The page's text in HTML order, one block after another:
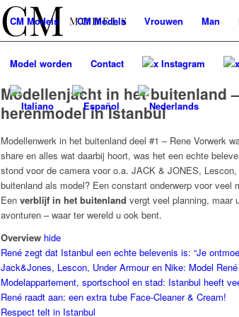
CMModels CMModels Vrouwen Man
Model worden Contact x Instagram
Modellenjacht in het buitenland
herenmodel in Istanbul
Modellenwerk in het buitenland deel #1 – Rene Vorwerk
share en alles wat daarbij hoort, was het een echte
stond voor de camera voor o.a. JACK & JONES,
buitenland als model? Een constant onderwerp voor
Een verblijf in het buitenland vergt veel planning, maar
avonturen – waar ter wereld u ook bent.
Overview hide
René zegt dat Istanbul een echte belevenis is: “Je
Jack&Jones, Lescon, Under Armour en Nike: Model
Modelappartement, sportschool en stad: Istanbul heeft
René raadt aan: een extra tube Face-Cleaner & Cream!
Respect telt in Istanbul